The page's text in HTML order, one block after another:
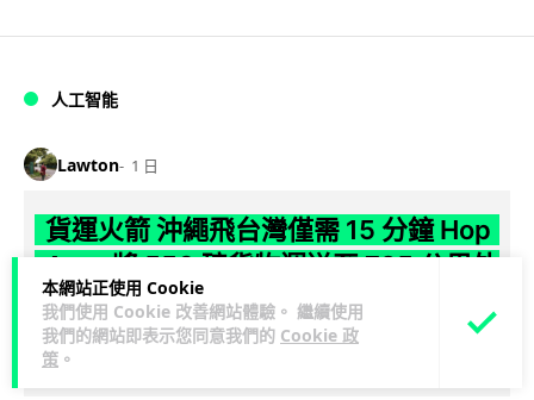
本網站正使用 Cookie
我們使用 Cookie 改善網站體驗。 繼續使用
我們的網站即表示您同意我們的 Cookie 政
策 。
人工智能
Lawton 1 日
貨運火箭 沖繩飛台灣僅需 15 分鐘 Hop
Aero 將 550 磅貨物運送至 725 公里外
【真正用火箭送貨】美國初創 Hop Aero 公開自動駕駛貨運火
箭，聲稱可在 15 分鐘內將 250 公斤物資投送 750 公里外，並
以沖繩...